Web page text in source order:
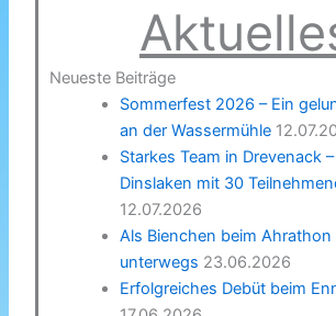
Neueste Beiträge
Sommerfest 2026 – Ein
an der Wassermühle
Starkes Team in Drevenack
Dinslaken mit 30
12.07.2026
Als Bienchen beim
unterwegs 23.06.2026
Erfolgreiches Debüt beim